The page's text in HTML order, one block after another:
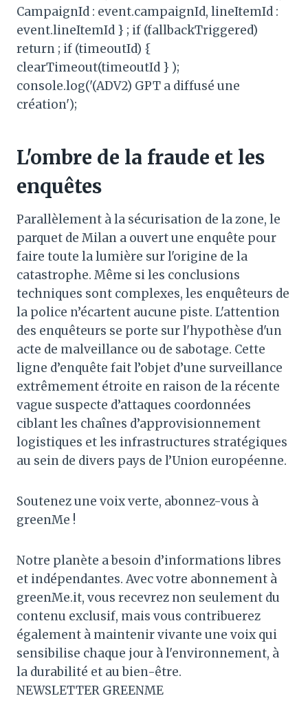
CampaignId : event.campaignId, lineItemId :
event.lineItemId } ; if (fallbackTriggered)
return ; if (timeoutId) {
clearTimeout(timeoutId } );
console.log('(ADV2) GPT a diffusé une
création');
L'ombre de la fraude et les
enquêtes
Parallèlement à la sécurisation de la zone, le
parquet de Milan a ouvert une enquête pour
faire toute la lumière sur l'origine de la
catastrophe. Même si les conclusions
techniques sont complexes, les enquêteurs de
la police n’écartent aucune piste. L'attention
des enquêteurs se porte sur l'hypothèse d'un
acte de malveillance ou de sabotage. Cette
ligne d’enquête fait l’objet d’une surveillance
extrêmement étroite en raison de la récente
vague suspecte d’attaques coordonnées
ciblant les chaînes d’approvisionnement
logistiques et les infrastructures stratégiques
au sein de divers pays de l’Union européenne.
Soutenez une voix verte, abonnez-vous à
greenMe !
Notre planète a besoin d’informations libres
et indépendantes. Avec votre abonnement à
greenMe.it, vous recevrez non seulement du
contenu exclusif, mais vous contribuerez
également à maintenir vivante une voix qui
sensibilise chaque jour à l'environnement, à
la durabilité et au bien-être.
NEWSLETTER GREENME